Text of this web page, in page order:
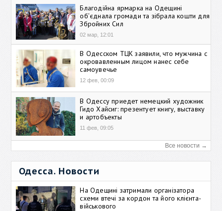
Благодійна ярмарка на Одещині
об’єднала громади та зібрала кошти для
Збройних Сил
02 мар, 12:01
В Одесском ТЦК заявили, что мужчина с
окровавленным лицом нанес себе
самоувечье
12 фев, 00:09
В Одессу приедет немецкий художник
Гидо Хайсиг: презентует книгу, выставку
и артобъекты
11 фев, 09:05
Все новости →
Одесса. Новости
На Одещині затримали організатора
схеми втечі за кордон та його клієнта-
військового